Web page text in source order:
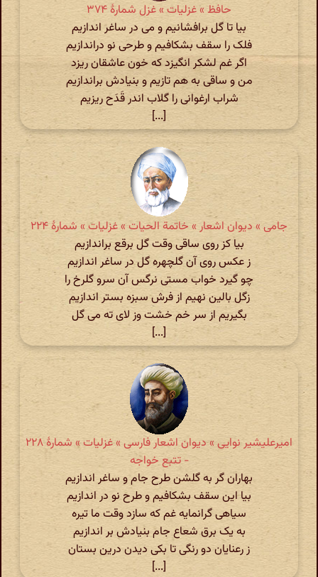
حافظ » غزلیات » غزل شمارهٔ ۳۷۴
بیا تا گل برافشانیم و می در ساغر اندازیم
فلک را سقف بشکافیم و طرحی نو دراندازیم
اگر غم لشکر انگیزد که خون عاشقان ریزد
من و ساقی به هم تازیم و بنیادش براندازیم
شراب ارغوانی را گلاب اندر قَدَح ریزیم
[...]
جامی » دیوان اشعار » خاتمة الحیات » غزلیات » شمارهٔ ۲۲۴
بیا کز روی ساقی وقت گل برقع براندازیم
ز عکس روی آن گلچهره گل در ساغر اندازیم
چو گیرد خواب مستی نرگس آن سرو گلرخ را
زگل بالین نهیم از فرش سبزه بستر اندازیم
بگیریم از سر خم خشت وز لای ته می گل
[...]
امیرعلیشیر نوایی » دیوان اشعار فارسی » غزلیات » شمارهٔ ۲۲۸
- تتبع خواجه
بهاران گر به گلشن طرح جام و ساغر اندازیم
بیا این سقف بشکافیم و طرح نو در اندازیم
سیاهی گرانمایه غم که سازد وقت ما تیره
به یک برق شعاع جام بنیادش بر اندازیم
ز رعنایان دو رنگی تا بکی دیدن درین بستان
[...]